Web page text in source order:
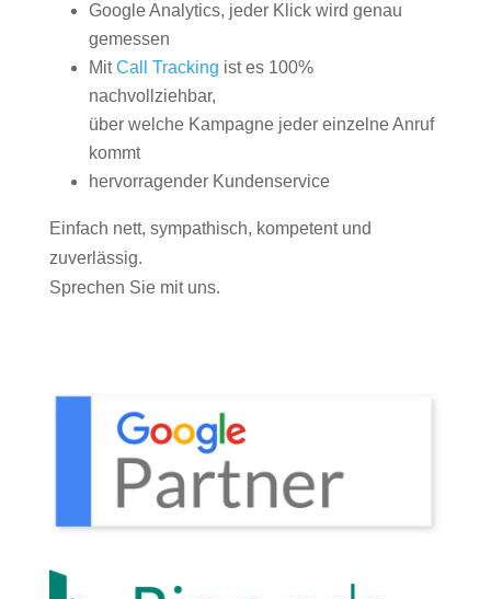
Google Analytics, jeder Klick wird genau
gemessen
MitCall Tracking ist es 100%
nachvollziehbar,
über welche Kampagne jeder einzelne Anruf
kommt
hervorragender Kundenservice
Einfach nett, sympathisch, kompetent und
zuverlässig.
Sprechen Sie mit uns.